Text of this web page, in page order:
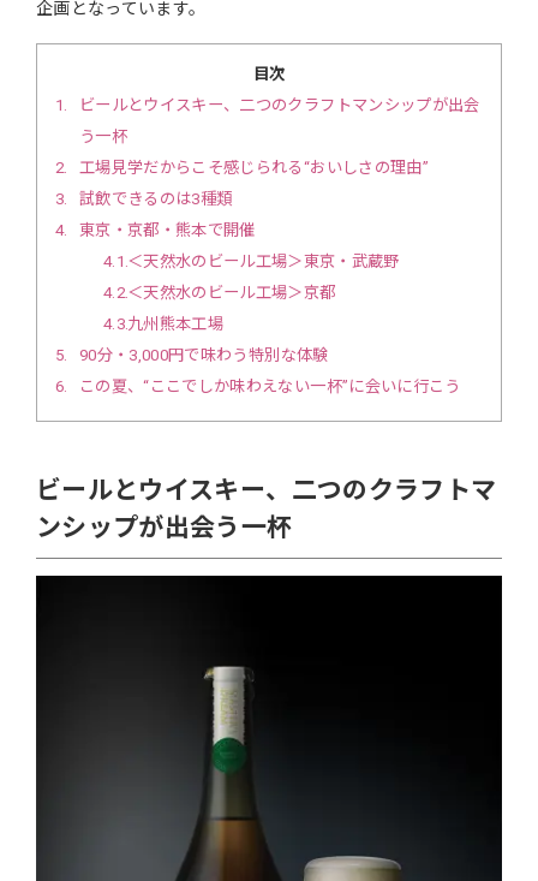
企画となっています。
目次
1
ビールとウイスキー、二つのクラフトマンシップが出会
う一杯
2
工場見学だからこそ感じられる“おいしさの理由”
3
試飲できるのは3種類
4
東京・京都・熊本で開催
4.1 ＜天然水のビール工場＞東京・武蔵野
4.2＜天然水のビール工場＞京都
4.3九州熊本工場
5
90分・3,000円で味わう特別な体験
6
この夏、“ここでしか味わえない一杯”に会いに行こう
ビールとウイスキー、二つのクラフトマ
ンシップが出会う一杯